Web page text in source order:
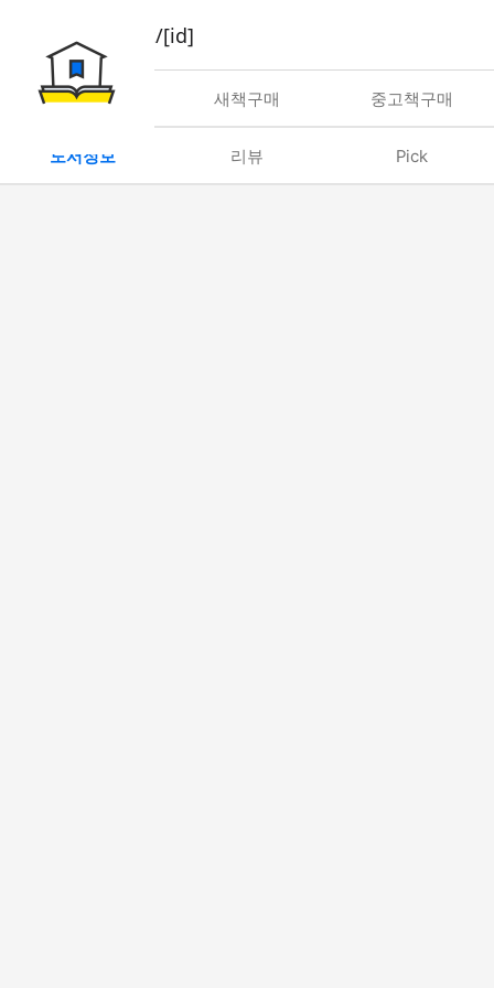
book/rent/[id]
대여 새책구매 중고책구매
도서정보 리뷰 Pick